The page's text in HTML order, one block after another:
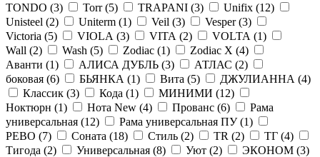
TONDO (3) Torr (5) TRAPANI (3) Unifix (12)
Unisteel (2) Uniterm (1) Veil (3) Vesper (3)
Victoria (5) VIOLA (3) VITA (2) VOLTA (1)
Wall (2) Wash (5) Zodiac (1) Zodiac X (4)
Аванти (1) АЛИСА ДУБЛЬ (3) АТЛАС (2)
боковая (6) БЬЯНКА (1) Вита (5) ДЖУЛИАННА (4)
Классик (3) Кода (1) МИНИМИ (12)
Ноктюрн (1) Нота New (4) Прованс (6)
Рама
универсальная (12) Рама универсальная ПУ (1)
РЕВО (7) Соната (18) Стиль (2) ТR (2) ТГ (4)
Тигода (2) Универсальная (8) Уют (2) ЭКОНОМ (3)